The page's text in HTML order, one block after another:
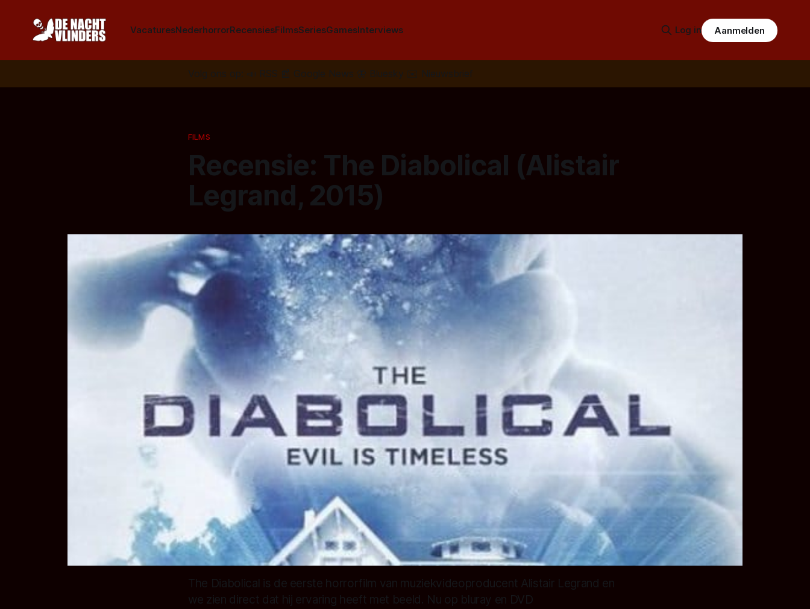
VacaturesNederhorrorRecensiesFilmsSeriesGamesInterviews Log in Aanmelden
Volg ons op: 📣 RSS 📰 Google News 🦋 Bluesky ✉️ Nieuwsbrief
FILMS
Recensie: The Diabolical (Alistair
Legrand, 2015)
The Diabolical is de eerste horrorfilm van muziekvideoproducent Alistair Legrand en
we zien direct dat hij ervaring heeft met beeld. Nu op bluray en DVD